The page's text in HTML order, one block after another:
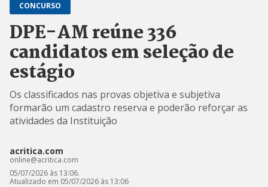
CONCURSO
DPE-AM reúne 336
candidatos em seleção de
estágio
Os classificados nas provas objetiva e subjetiva
formarão um cadastro reserva e poderão reforçar as
atividades da Instituição
acritica.com
online@acritica.com
05/07/2026 às 13:06.
Atualizado em 05/07/2026 às 13:06